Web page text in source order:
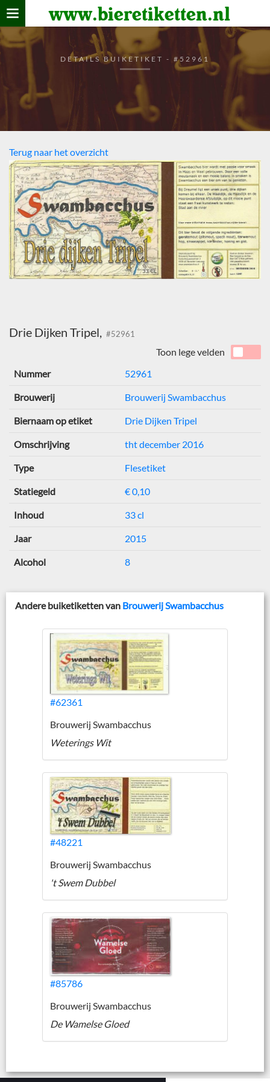
www.bieretiketten.nl
Home
verzamelen
De bierkaart
Bezoekers
DETAILS BUIKETIKET - #52961
Terug naar het overzicht
Drie Dijken Tripel, #52961
Toon lege velden
Nummer
52961
Brouwerij Brouwerij Swambacchus
Biernaam op etiket Drie Dijken Tripel
Omschrijving tht december 2016
Type Flesetiket
Statiegeld € 0,10
Inhoud 33 cl
Jaar 2015
Alcohol 8
Andere buiketiketten van Brouwerij Swambacchus
#62361
Brouwerij Swambacchus
Weterings Wit
#48221
Brouwerij Swambacchus
't Swem Dubbel
#85786
Brouwerij Swambacchus
De Wamelse Gloed